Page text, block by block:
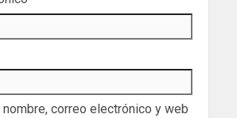
nombre, correo electrónico y web